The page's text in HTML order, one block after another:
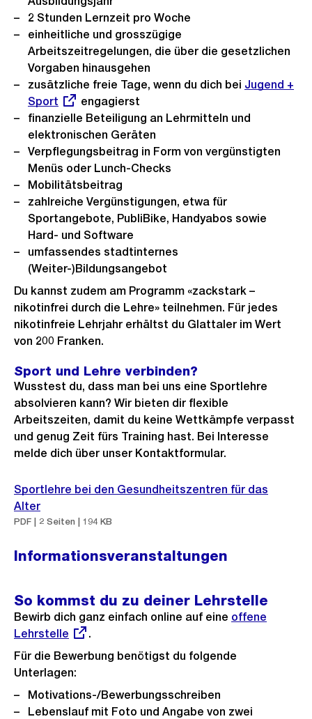
2 Stunden Lernzeit pro Woche
einheitliche und grosszügige
Arbeitszeitregelungen, die über die gesetzlichen
Vorgaben hinausgehen
zusätzliche freie Tage, wenn du dich bei Externer
Jugend +
Sport
engagierst
finanzielle Beteiligung an Lehrmitteln und
elektronischen Geräten
Verpflegungsbeitrag in Form von vergünstigten
Menüs oder Lunch-Checks
Mobilitätsbeitrag
zahlreiche Vergünstigungen, etwa für
Sportangebote, PubliBike, Handyabos sowie
Hard- und Software
umfassendes stadtinternes
(Weiter-)Bildungsangebot
Du kannst zudem am Programm «zackstark –
nikotinfrei durch die Lehre» teilnehmen. Für jedes
nikotinfreie Lehrjahr erhältst du Glattaler im Wert
von 200 Franken.
Sport und Lehre verbinden?
Wusstest du, dass man bei uns eine Sportlehre
absolvieren kann? Wir bieten dir flexible
Arbeitszeiten, damit du keine Wettkämpfe verpasst
und genug Zeit fürs Training hast. Bei Interesse
melde dich über unser Kontaktformular.
Sportlehre bei den Gesundheitszentren für das
Alter
PDF | 2 Seiten | 194 KB
Informationsveranstaltungen
So kommst du zu deiner Lehrstelle
Bewirb dich ganz einfach online auf eine Externer
offene
Lehrstelle
.
Für die Bewerbung benötigst du folgende
Unterlagen:
Motivations-/Bewerbungsschreiben
Lebenslauf mit Foto und Angabe von zwei